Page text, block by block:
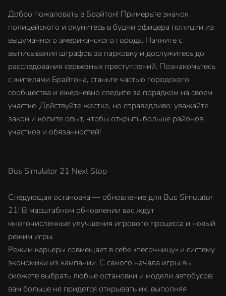
Добро пожаловать в Брайтон! Примерьте значок
полицейского и окунитесь в будни офицера полиции из
выдуманного американского города. Начните с
выписывания штрафов за парковку и дослужитесь до
расследования серьезных преступлений. Познакомьтесь
с жителями Брайтона, станьте частью городского
сообщества и ежедневно следите за порядком на своем
участке. Действуйте жестко, но справедливо: уважайте
закон и копите опыт, чтобы открыть больше районов,
участков и обязанностей!
Bus Simulator 21 Next Stop
Следующая остановка — обновление для Bus Simulator
21! В масштабном обновлении вас ждут
многочисленные улучшения игрового процесса и новый
режим игры.
Режим карьеры совмещает в себе «песочницу» и систему
экономики из кампании. С самого начала игры вы
сможете выбрать любые остановки и модели автобусов:
вам больше не придется открывать их, выполняя